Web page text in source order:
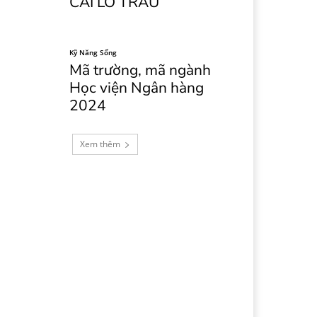
Kỹ Năng Sống
Mã trường, mã ngành
Học viện Ngân hàng
2024
Xem thêm